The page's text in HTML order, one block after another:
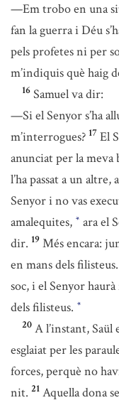
—Em trobo en una
fan la guerra i Déu
pels profetes ni per
m’indiquis què haig
16 Samuel va dir:
—Si el Senyor s’ha
m’interrogues? 17 El
anunciat per la meva
l’ha passat a un altre,
Senyor i no vas
amalequites, * ara el
dir. 19 Més encara:
en mans dels
soc, i el Senyor
dels filisteus. *
20 A l’instant, Saül
esglaiat per les
forces, perquè no
nit. 21 Aquella dona